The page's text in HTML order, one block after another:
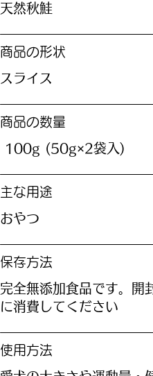
天然秋鮭
商品の形状
スライス
商品の数量
100g (50g×2袋入)
主な用途
おやつ
保存方法
完全無添加食品です。開
に消費してください
使用方法